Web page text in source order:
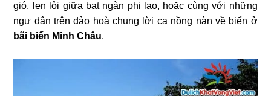
gió, len lỏi giữa bạt ngàn phi lao, hoặc cùng với những
ngư dân trên đảo hoà chung lời ca nồng nàn về biển ở
bãi biển Minh Châu.